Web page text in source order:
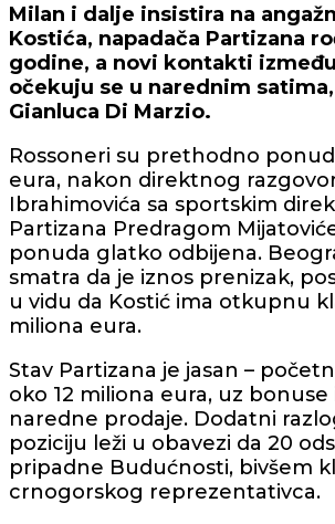
Milan i dalje insistira na
Kostića, napadača Partizana
godine, a novi kontakti
očekuju se u narednim
Gianluca Di Marzio.
Rossoneri su prethodno
eura, nakon direktnog
Ibrahimovića sa sportskim
Partizana Predragom
ponuda glatko odbijena.
smatra da je iznos prenizak,
u vidu da Kostić ima otkupnu
miliona eura.
Stav Partizana je jasan –
oko 12 miliona eura, uz
naredne prodaje. Dodatni
poziciju leži u obavezi da 20
pripadne Budućnosti, bivšem
crnogorskog reprezentativca.